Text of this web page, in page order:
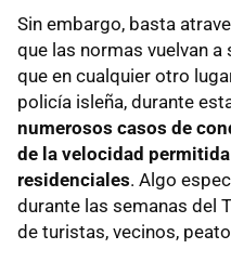
Sin embargo, basta
que las normas vuelvan
que en cualquier otro
policía isleña, durante
numerosos casos de
de la velocidad
residenciales. Algo
durante las semanas del
de turistas, vecinos,